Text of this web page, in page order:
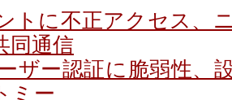
トに不正アクセス、
同通信
ザー認証に脆弱性、
ミー